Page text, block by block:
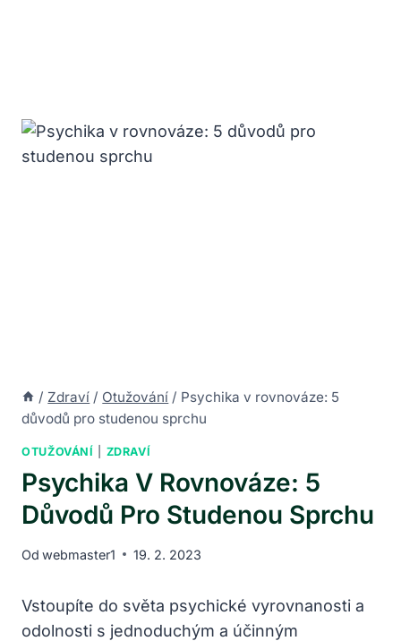
/ Zdraví / Otužování / Psychika v rovnováze: 5
důvodů pro studenou sprchu
OTUŽOVÁNÍ ZDRAVÍ
Psychika V Rovnováze: 5
Důvodů Pro Studenou Sprchu
Od webmaster1 19. 2. 2023
Vstoupíte do světa psychické vyrovnanosti a
odolnosti s jednoduchým a účinným